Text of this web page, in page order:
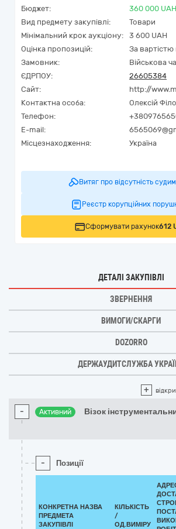
Бюджет: 360 000 UAH
Вид предмету закупівлі:
Товари
Мінімальний крок аукціону:
3 600 UAH
Оцінка пропозицій:
За
Замовник:
Військова
ЄДРПОУ:
26605384
Сайт:
http://
Контактна особа:
Олексій
Телефон:
E-mail:
Місцезнаходження:
Україна
Витяг про відсутність
Реєстр корупційних
Сформувати рахунок612
ДЕТАЛІ ЗАКУПІВЛІ
ЗВЕРНЕННЯ
ВИМОГИ/СКАРГИ
DOZORRO
ДЕРЖАУДИТСЛУЖБА
+
- Активний Візок
- Позиції
КОНКРЕТНА НАЗВА
ПРЕДМЕТА
ЗАКУПІВЛІ
КІЛЬКІСТЬ
/
ОД.ВИМІРУ